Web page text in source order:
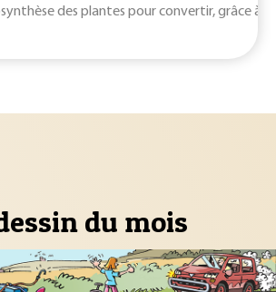
des plantes pour convertir, grâce à
du mois